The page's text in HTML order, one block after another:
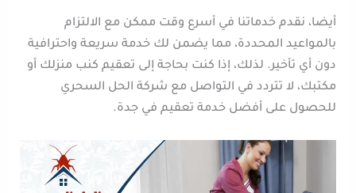
أيضا، نقدم خدماتنا في أسرع وقت ممكن مع الالتزام
بالمواعيد المحددة، مما يضمن لك خدمة سريعة واحترافية
دون أي تأخير. لذلك، إذا كنت بحاجة إلى تعقيم كنب منزلك أو
مكتبك، لا تتردد في التواصل مع شركة الحل السحري
للحصول على أفضل خدمة تعقيم في جدة.